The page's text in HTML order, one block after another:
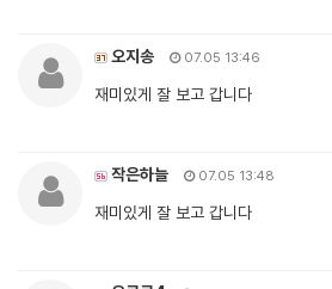
오지송 07.05 13:46
재미있게 잘 보고 갑니다
작은하늘 07.05 13:48
재미있게 잘 보고 갑니다